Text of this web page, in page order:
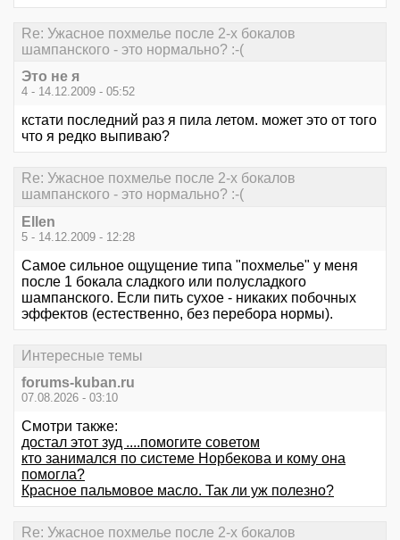
Re: Ужасное похмелье после 2-х бокалов
шампанского - это нормально? :-(
Это не я
4 - 14.12.2009 - 05:52
кстати последний раз я пила летом. может это от того
что я редко выпиваю?
Re: Ужасное похмелье после 2-х бокалов
шампанского - это нормально? :-(
Ellen
5 - 14.12.2009 - 12:28
Самое сильное ощущение типа "похмелье" у меня
после 1 бокала сладкого или полусладкого
шампанского. Если пить сухое - никаких побочных
эффектов (естественно, без перебора нормы).
Интересные темы
forums-kuban.ru
07.08.2026 - 03:10
Смотри также:
достал этот зуд ....помогите советом
кто занимался по системе Норбекова и кому она
помогла?
Красное пальмовое масло. Так ли уж полезно?
Re: Ужасное похмелье после 2-х бокалов